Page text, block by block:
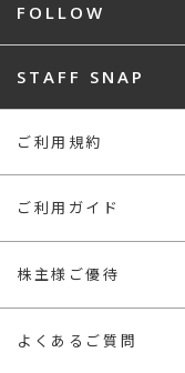
FOLLOW
STAFF SNAP
ご利用規約
ご利用ガイド
株主様ご優待
よくあるご質問